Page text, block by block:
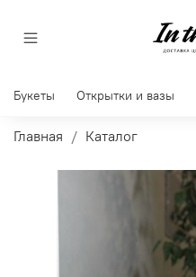
Букеты Открытки и вазы
Главная Каталог